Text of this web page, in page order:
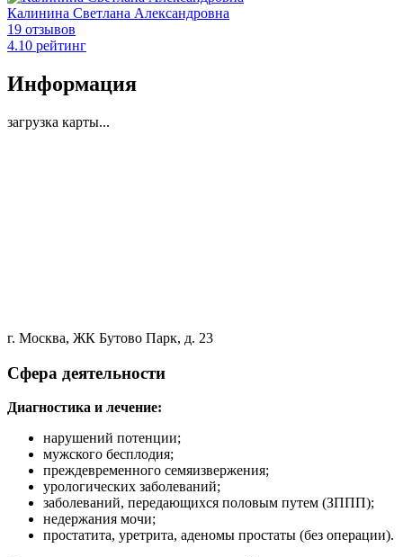
Калинина Светлана Александровна
19 отзывов
4.10 рейтинг
Информация
загрузка карты...
г. Москва, ЖК Бутово Парк, д. 23
Сфера деятельности
Диагностика и лечение:
нарушений потенции;
мужского бесплодия;
преждевременного семяизвержения;
урологических заболеваний;
заболеваний, передающихся половым путем (ЗППП);
недержания мочи;
простатита, уретрита, аденомы простаты (без операции).